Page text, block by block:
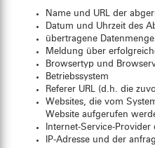
Name und URL der
Datum und Uhrzeit des
übertragene Datenmenge
Meldung über
Browsertyp und
Betriebssystem
Referer URL (d.h. die
Websites, die vom
Website aufgerufen
Internet-Service-Provider
IP-Adresse und der